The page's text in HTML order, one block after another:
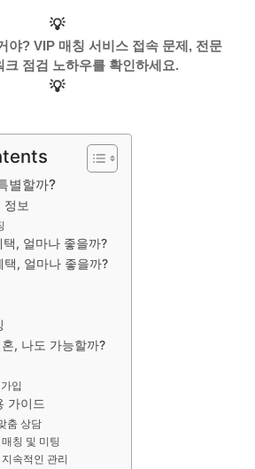
💡
야? VIP 매칭 서비스 접속 문제, 전문
크 점검 노하우를 확인하세요.
💡
별할까?
정보
택, 얼마나 좋을까?
택, 얼마나 좋을까?
, 나도 가능할까?
입
가이드
춤 상담
칭 및 미팅
속적인 관리